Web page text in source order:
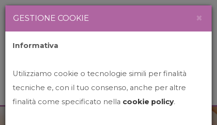
GESTIONE COOKIE ×
Informativa
Utilizziamo cookie o tecnologie simili per finalità
tecniche e, con il tuo consenso, anche per altre
finalità come specificato nella cookie policy.